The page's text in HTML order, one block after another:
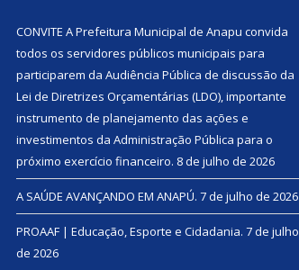
CONVITE A Prefeitura Municipal de Anapu convida
todos os servidores públicos municipais para
participarem da Audiência Pública de discussão da
Lei de Diretrizes Orçamentárias (LDO), importante
instrumento de planejamento das ações e
investimentos da Administração Pública para o
próximo exercício financeiro. 8 de julho de 2026
A SAÚDE AVANÇANDO EM ANAPÚ. 7 de julho de 2026
PROAAF | Educação, Esporte e Cidadania. 7 de julho
de 2026